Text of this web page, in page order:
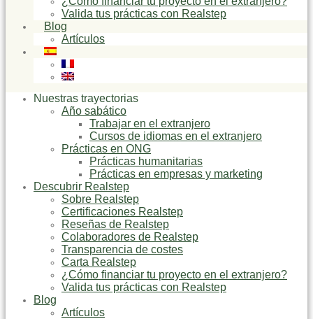
Valida tus prácticas con Realstep
Blog
Artículos
Nuestras trayectorias
Año sabático
Trabajar en el extranjero
Cursos de idiomas en el extranjero
Prácticas en ONG
Prácticas humanitarias
Prácticas en empresas y marketing
Descubrir Realstep
Sobre Realstep
Certificaciones Realstep
Reseñas de Realstep
Colaboradores de Realstep
Transparencia de costes
Carta Realstep
¿Cómo financiar tu proyecto en el extranjero?
Valida tus prácticas con Realstep
Blog
Artículos